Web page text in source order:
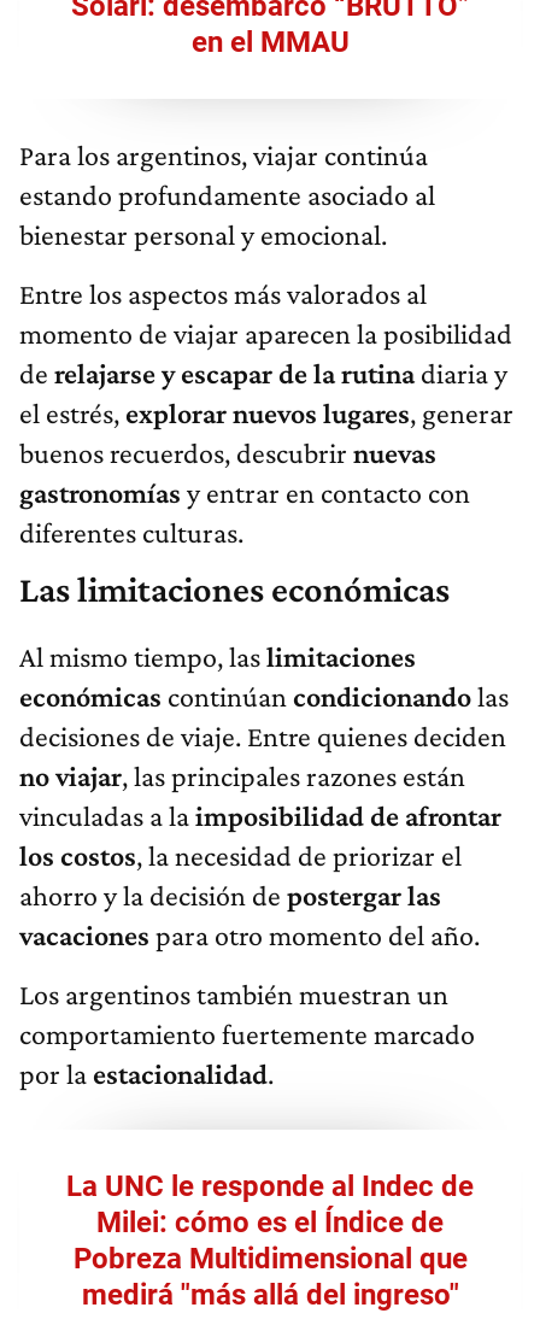
en el MMAU
Para los argentinos, viajar continúa
estando profundamente asociado al
bienestar personal y emocional.
Entre los aspectos más valorados al
momento de viajar aparecen la posibilidad
de relajarse y escapar de la rutinadiaria y
el estrés, explorar nuevos lugares, generar
buenos recuerdos, descubrir nuevas
gastronomías y entrar en contacto con
diferentes culturas.
Las limitaciones económicas
Al mismo tiempo, laslimitaciones
económicas continúancondicionandolas
decisiones de viaje. Entre quienes deciden
no viajar, las principales razones están
vinculadas a laimposibilidad de afrontar
los costos, la necesidad de priorizar el
ahorro y la decisión de postergar las
vacaciones para otro momento del año.
Los argentinos también muestran un
comportamiento fuertemente marcado
por la estacionalidad.
La UNC le responde al Indec de
Milei: cómo es el Índice de
Pobreza Multidimensional que
medirá "más allá del ingreso"